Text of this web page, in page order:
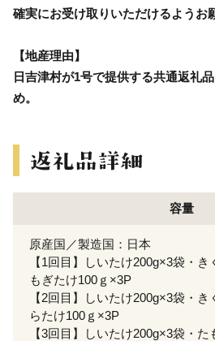
確実にお受け取りいただけるようお
【地産理由】
日吉津村が1号で提供する共通返礼
め。
容量
原産国／製造国：日本
【1回目】しいたけ200g×3袋・
もぎたけ100ｇ×3P
【2回目】しいたけ200g×3袋・
らたけ100ｇ×3P
【3回目】しいたけ200g×3袋・